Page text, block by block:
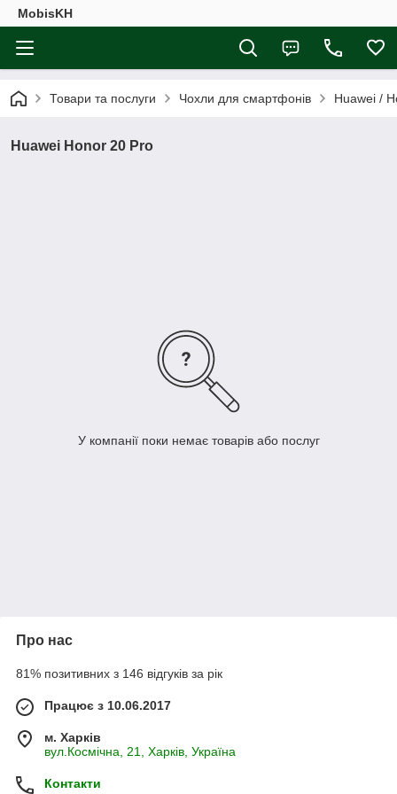
MobisKH
Товари та послуги Чохли для смартфонів Huawei /
Huawei Honor 20 Pro
У компанії поки немає товарів або послуг
Про нас
81% позитивних з 146 відгуків за рік
Працює з 10.06.2017
м. Харків
вул.Космічна, 21, Харків, Україна
Контакти